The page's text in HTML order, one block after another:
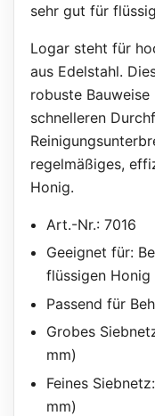
sehr gut für
Logar steht für
aus Edelstahl.
robuste
schnelleren
regelmäßiges,
Honig.
Art.-Nr.: 7016
Geeignet für:
flüssigen Honig
Passend für
Grobes
mm)
Feines
mm)